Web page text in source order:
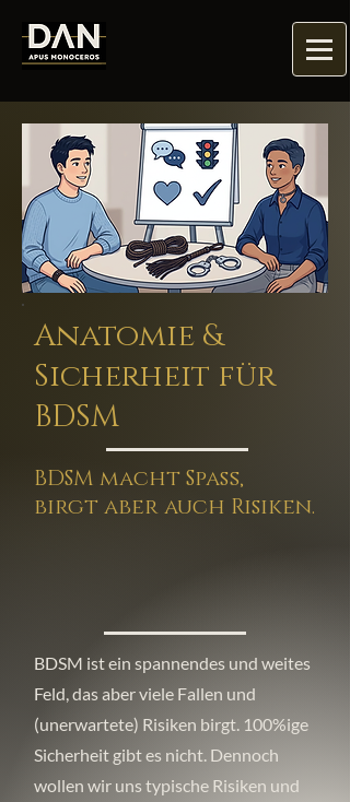
Anatomie &
Sicherheit für
BDSM
BDSM macht Spaß,
birgt aber auch Risiken.
BDSM ist ein spannendes und weites
Feld, das aber viele Fallen und
(unerwartete) Risiken birgt. 100%ige
Sicherheit gibt es nicht. Dennoch
wollen wir uns typische Risiken und